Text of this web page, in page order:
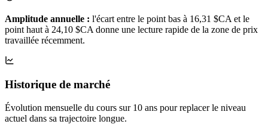
Amplitude annuelle : l'écart entre le point bas à 16,31 $CA et le
point haut à 24,10 $CA donne une lecture rapide de la zone de prix
travaillée récemment.
Historique de marché
Évolution mensuelle du cours sur 10 ans pour replacer le niveau
actuel dans sa trajectoire longue.